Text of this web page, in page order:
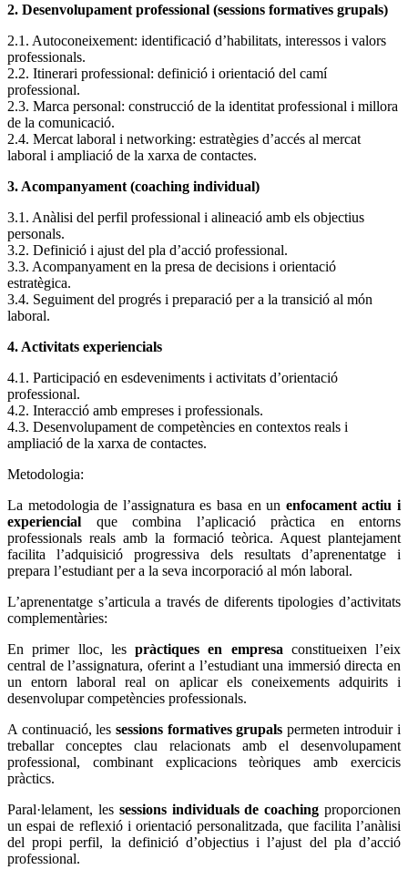
2. Desenvolupament professional (sessions formatives grupals)
2.1. Autoconeixement: identificació d’habilitats, interessos i valors
professionals.
2.2. Itinerari professional: definició i orientació del camí
professional.
2.3. Marca personal: construcció de la identitat professional i millora
de la comunicació.
2.4. Mercat laboral i networking: estratègies d’accés al mercat
laboral i ampliació de la xarxa de contactes.
3. Acompanyament (coaching individual)
3.1. Anàlisi del perfil professional i alineació amb els objectius
personals.
3.2. Definició i ajust del pla d’acció professional.
3.3. Acompanyament en la presa de decisions i orientació
estratègica.
3.4. Seguiment del progrés i preparació per a la transició al món
laboral.
4. Activitats experiencials
4.1. Participació en esdeveniments i activitats d’orientació
professional.
4.2. Interacció amb empreses i professionals.
4.3. Desenvolupament de competències en contextos reals i
ampliació de la xarxa de contactes.
Metodologia:
La metodologia de l’assignatura es basa en un enfocament actiu i
experiencial que combina l’aplicació pràctica en entorns
professionals reals amb la formació teòrica. Aquest plantejament
facilita l’adquisició progressiva dels resultats d’aprenentatge i
prepara l’estudiant per a la seva incorporació al món laboral.
L’aprenentatge s’articula a través de diferents tipologies d’activitats
complementàries:
En primer lloc, lespràctiques en empresa constitueixen l’eix
central de l’assignatura, oferint a l’estudiant una immersió directa en
un entorn laboral real on aplicar els coneixements adquirits i
desenvolupar competències professionals.
A continuació, les sessions formatives grupals permeten introduir i
treballar conceptes clau relacionats amb el desenvolupament
professional, combinant explicacions teòriques amb exercicis
pràctics.
Paral·lelament, les sessions individuals de coaching proporcionen
un espai de reflexió i orientació personalitzada, que facilita l’anàlisi
del propi perfil, la definició d’objectius i l’ajust del pla d’acció
professional.